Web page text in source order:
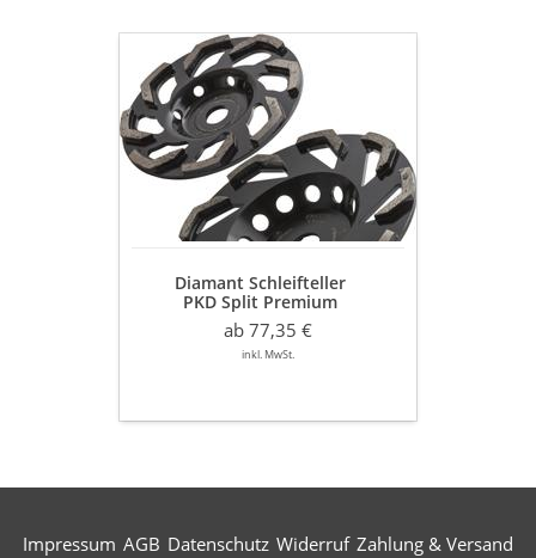
Diamant
Schleifteller
PKD
Split
Premium
Ø
Epoxidharz,
Klebereste
Diamant Schleifteller
PKD Split Premium
Ø 125 / 180 mm
Epoxidharz, Klebereste
ab 77,35 €
inkl. MwSt.
Impressum AGB Datenschutz Widerruf Zahlung & Versand